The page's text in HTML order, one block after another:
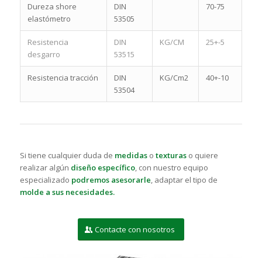
Dureza shore
elastómetro
DIN
53505
70-75
Resistencia
desgarro
DIN
53515
KG/CM 25+-5
Resistencia tracción
DIN
53504
KG/Cm2 40+-10
Si tiene cualquier duda de medidaso texturaso quiere
realizar algún diseño específico, con nuestro equipo
especializado podremos asesorarle, adaptar el tipo de
molde a sus necesidades.
Contacte con nosotros